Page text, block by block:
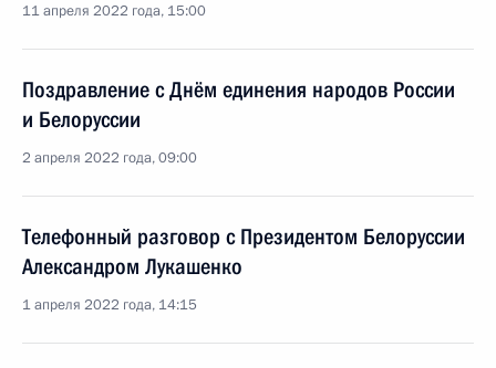
11 апреля 2022 года, 15:00
Поздравление с Днём единения народов России
и Белоруссии
2 апреля 2022 года, 09:00
Телефонный разговор с Президентом Белоруссии
Александром Лукашенко
1 апреля 2022 года, 14:15